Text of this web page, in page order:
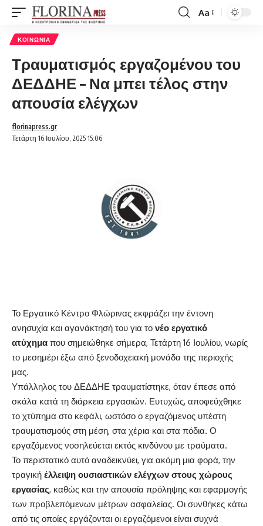
Font
Aa
ΚΟΙΝΩΝΊΑ
Τραυματισμός εργαζομένου του
ΔΕΔΔΗΕ – Να μπει τέλος στην
απουσία ελέγχων
Τετάρτη 16 Ιουλίου, 2025 15:06
florinapress.gr
Το Εργατικό Κέντρο Φλώρινας εκφράζει την έντονη
ανησυχία και αγανάκτησή του για το νέο εργατικό
ατύχημα που σημειώθηκε σήμερα, Τετάρτη 16 Ιουλίου, νωρίς
το μεσημέρι έξω από ξενοδοχειακή μονάδα της περιοχής
μας.
Υπάλληλος του ΔΕΔΔΗΕ τραυματίστηκε, όταν έπεσε από
σκάλα κατά τη διάρκεια εργασιών. Ευτυχώς, αποφεύχθηκε
το χτύπημα στο κεφάλι, ωστόσο ο εργαζόμενος υπέστη
τραυματισμούς στη μέση, στα χέρια και στα πόδια. Ο
εργαζόμενος νοσηλεύεται εκτός κινδύνου με τραύματα.
Το περιστατικό αυτό αναδεικνύει, για ακόμη μια φορά, την
τραγική έλλειψη ουσιαστικών ελέγχων στους χώρους
εργασίας, καθώς και την απουσία πρόληψης και εφαρμογής
των προβλεπόμενων μέτρων ασφαλείας. Οι συνθήκες κάτω
από τις οποίες εργάζονται οι εργαζόμενοι είναι συχνά